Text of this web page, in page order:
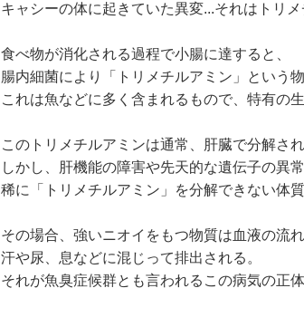
キャシーの体に起きていた異変...それはトリ
食べ物が消化される過程で小腸に達すると、
腸内細菌により「トリメチルアミン」という
これは魚などに多く含まれるもので、特有の
このトリメチルアミンは通常、肝臓で分解さ
しかし、肝機能の障害や先天的な遺伝子の異常
稀に「トリメチルアミン」を分解できない体質
その場合、強いニオイをもつ物質は血液の流
汗や尿、息などに混じって排出される。
それが魚臭症候群とも言われるこの病気の正体